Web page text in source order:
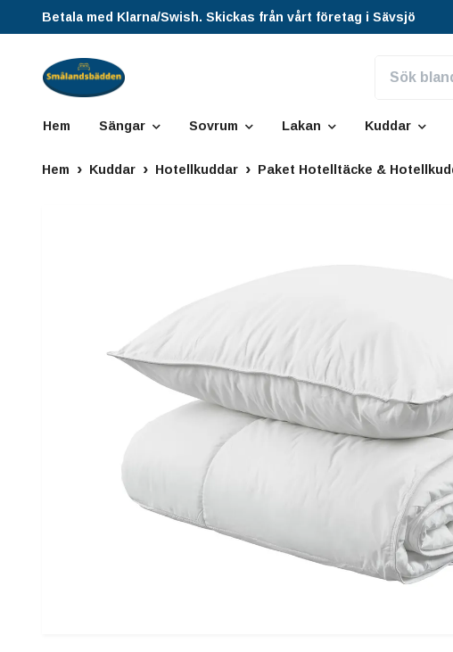
Betala med Klarna/Swish. Skickas från vårt företag i Sävsjö
Hem Sängar Sovrum Lakan Kuddar
Hem Kuddar Hotellkuddar Paket Hotelltäcke &